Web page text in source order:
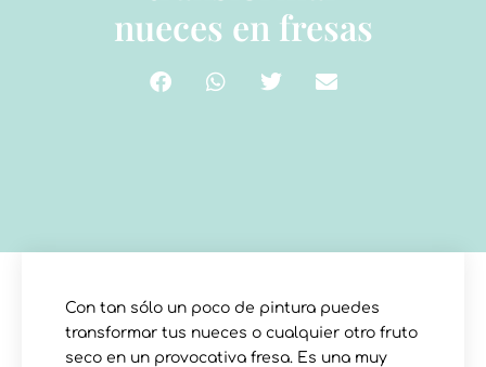
nueces en fresas
Con tan sólo un poco de pintura puedes
transformar tus nueces o cualquier otro fruto
seco en un provocativa fresa. Es una muy